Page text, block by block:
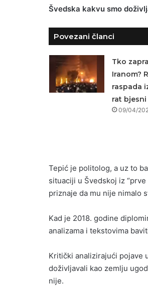
Švedska kakvu smo
Povezani članci
Tko
Iranom?
raspada
rat bjesni
09/04/
Tepić je politolog, a uz to
situaciji u Švedskoj iz
priznaje da mu nije nimalo
Kad je 2018. godine
analizama i tekstovima
Kritički analizirajući pojave
doživljavali kao zemlju
nije.